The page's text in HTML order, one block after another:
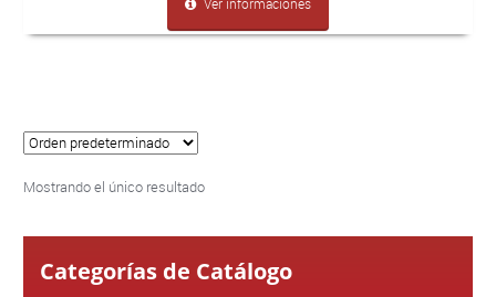
Ver informaciones
Mostrando el único resultado
Categorías de Catálogo